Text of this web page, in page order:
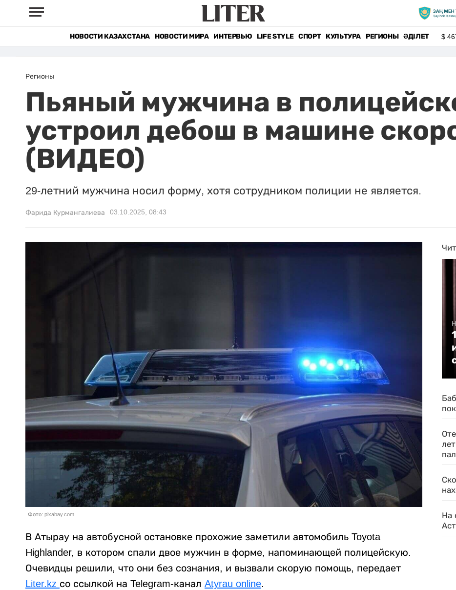
НОВОСТИ КАЗАХСТАНА НОВОСТИ МИРА ИНТЕРВЬЮ LIFE STYLE СПОРТ КУЛЬТУРА РЕГИОНЫ ӘДІЛЕТ $
Регионы
Пьяный мужчина в
устроил дебош в машине
(ВИДЕО)
29-летний мужчина носил форму, хотя сотрудником полиции не является.
Фарида Курмангалиева 03.10.2025, 08:43
Фото: pixabay.com
В Атырау на автобусной остановке прохожие заметили автомобиль Toyota
Highlander, в котором спали двое мужчин в форме, напоминающей полицейскую.
Очевидцы решили, что они без сознания, и вызвали скорую помощь, передает
Liter.kz со ссылкой на Telegram-канал Atyrau online.
На